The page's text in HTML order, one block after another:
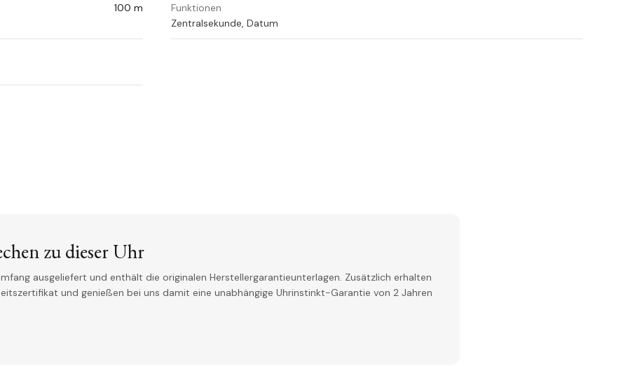
100 m
Funktionen
Zentralsekunde, Datum
zu dieser Uhr
ausgeliefert und enthält die originalen Herstellergarantieunterlagen. Zusätzlich erhalten
und genießen bei uns damit eine unabhängige Uhrinstinkt-Garantie von 2 Jahren